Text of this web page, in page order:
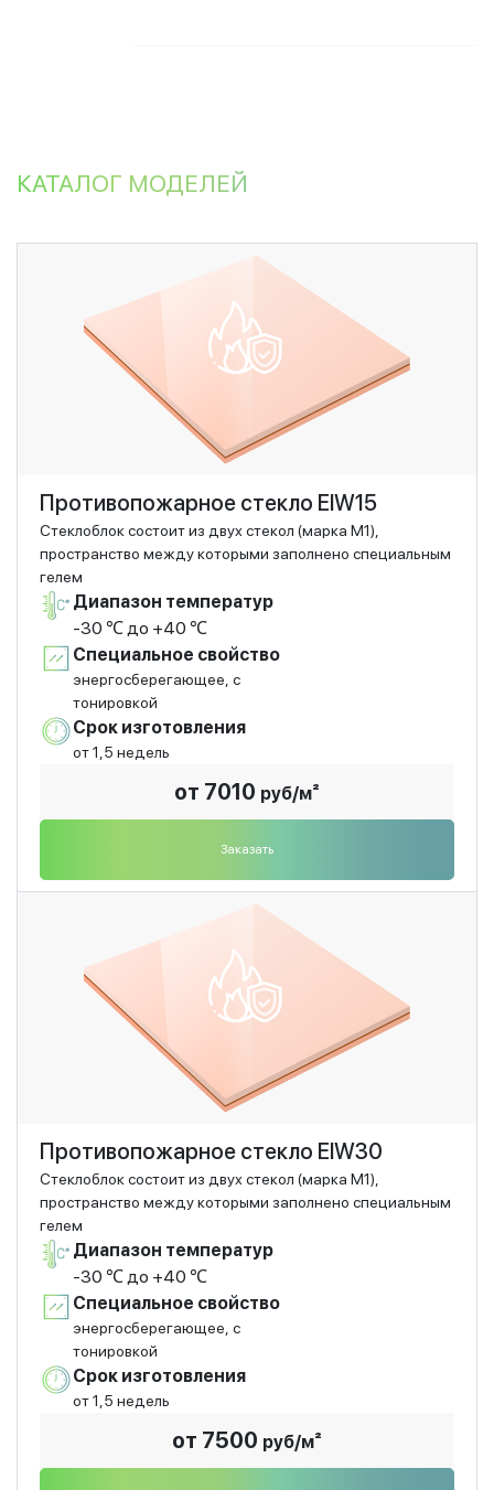
КАТАЛОГ МОДЕЛЕЙ
Противопожарное стекло EIW15
Стеклоблок состоит из двух стекол (марка М1),
пространство между которыми заполнено специальным
гелем
Диапазон температур
-30 ℃ до +40 ℃
Специальное свойство
энергосберегающее, с
тонировкой
Срок изготовления
от 1,5 недель
от 7010 руб/м²
Заказать
Противопожарное стекло EIW30
Стеклоблок состоит из двух стекол (марка М1),
пространство между которыми заполнено специальным
гелем
Диапазон температур
-30 ℃ до +40 ℃
Специальное свойство
энергосберегающее, с
тонировкой
Срок изготовления
от 1,5 недель
от 7500 руб/м²